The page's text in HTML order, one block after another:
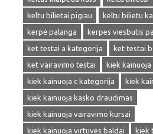
keltu bilietai pigiau
keltu bilietu
kerpė palanga
kerpes viesbutis
ket testai a kategorija
ket testai
ket vairavimo testai
kiek
kiek kainuoja c kategorija
kiek
kiek kainuoja kasko draudimas
kiek kainuoja vairavimo kursai
kiek kainuoja virtuves baldai
kiek